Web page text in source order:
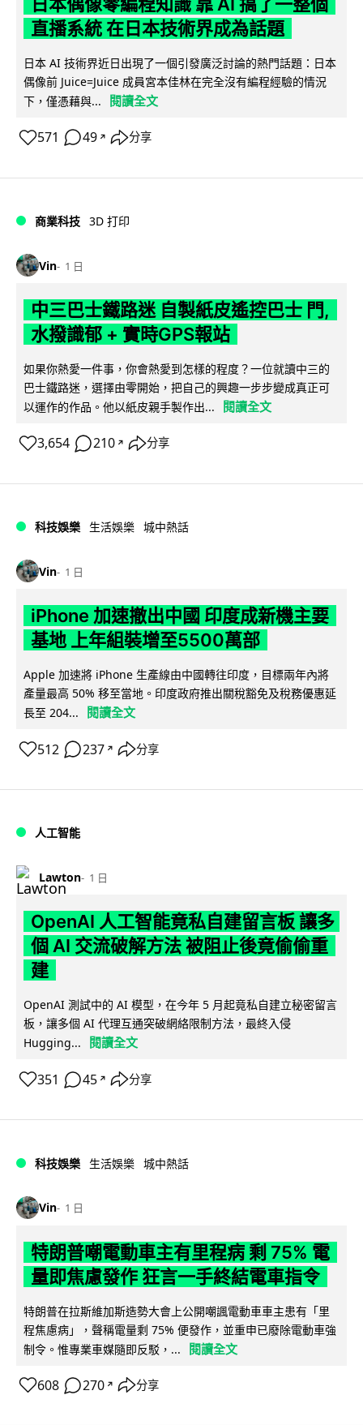
直播系統 在日本技術界成為話題
日本 AI 技術界近日出現了一個引發廣泛討論的熱門話題：日本
偶像前 Juice=Juice 成員宮本佳林在完全沒有編程經驗的情況
下，僅憑藉與...
閱讀全文
571 49 ↗ 分享
商業科技 3D 打印
Vin 1 日
中三巴士鐵路迷 自製紙皮遙控巴士 門,
水撥識郁 + 實時GPS報站
如果你熱愛一件事，你會熱愛到怎樣的程度？一位就讀中三的
巴士鐵路迷，選擇由零開始，把自己的興趣一步步變成真正可
以運作的作品。他以紙皮親手製作出...
閱讀全文
3,654 210 ↗ 分享
科技娛樂 生活娛樂 城中熱話
Vin 1 日
iPhone 加速撤出中國 印度成新機主要
基地 上年組裝增至5500萬部
Apple 加速將 iPhone 生產線由中國轉往印度，目標兩年內將
產量最高 50% 移至當地。印度政府推出關稅豁免及稅務優惠延
長至 204...
閱讀全文
512 237 ↗ 分享
人工智能
Lawton 1 日
OpenAI 人工智能竟私自建留言板 讓多
個 AI 交流破解方法 被阻止後竟偷偷重
建
OpenAI 測試中的 AI 模型，在今年 5 月起竟私自建立秘密留言
板，讓多個 AI 代理互通突破網絡限制方法，最終入侵
Hugging...
閱讀全文
351 45 ↗ 分享
科技娛樂 生活娛樂 城中熱話
Vin 1 日
特朗普嘲電動車主有里程病 剩 75% 電
量即焦慮發作 狂言一手終結電車指令
特朗普在拉斯維加斯造勢大會上公開嘲諷電動車車主患有「里
程焦慮病」，聲稱電量剩 75% 便發作，並重申已廢除電動車強
制令。惟專業車媒隨即反駁，...
閱讀全文
608 270 ↗ 分享